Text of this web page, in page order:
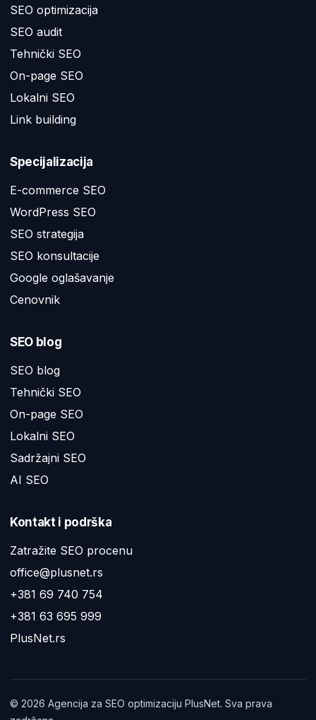
SEO optimizacija
SEO audit
Tehnički SEO
On-page SEO
Lokalni SEO
Link building
Specijalizacija
E-commerce SEO
WordPress SEO
SEO strategija
SEO konsultacije
Google oglašavanje
Cenovnik
SEO blog
SEO blog
Tehnički SEO
On-page SEO
Lokalni SEO
Sadržajni SEO
AI SEO
Kontakt i podrška
Zatražite SEO procenu
office@plusnet.rs
+381 69 740 754
+381 63 695 999
PlusNet.rs
© 2026 Agencija za SEO optimizaciju PlusNet. Sva prava